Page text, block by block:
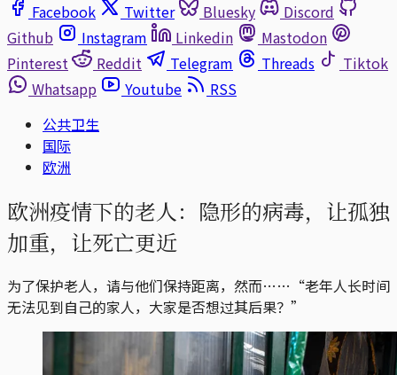
Facebook
Twitter Bluesky
Discord
Github
Instagram Linkedin
Mastodon
Pinterest
Reddit Telegram Threads
Tiktok
Whatsapp
Youtube
RSS
公共卫生
国际
欧洲
欧洲疫情下的老人：隐形的病毒，让孤独
加重，让死亡更近
为了保护老人，请与他们保持距离，然而……“老年人长时间
无法见到自己的家人，大家是否想过其后果？”